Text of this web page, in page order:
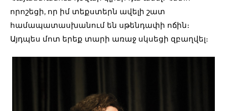
որոշեցի, որ իմ տեքստերն ավելի շատ
համապատասխանում են սթենդափի ոճին։
Այդպես մոտ երեք տարի առաջ սկսեցի զբաղվել։